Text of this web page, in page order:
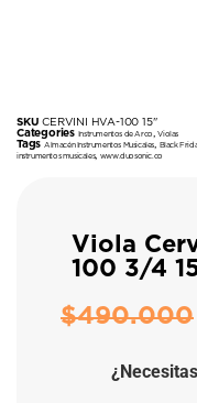
SKUCERVINI HVA-100 15"
Categories Instrumentos de Arco ,Violas
Tags Almacén Instrumentos Musicales Black
instrumentos musicales, www.duosonic.co
Viola
100 3/4
$490.000